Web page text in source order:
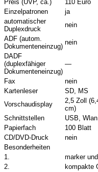
Preis (UVP, ca.) 110 Euro
Einzelpatronen
ja
automatischer
Duplexdruck
nein
ADF (autom.
Dokumenteneinzug)
nein
DADF
(duplexfähiger
Dokumenteneinzug)
—
Fax nein
Kartenleser
SD, MS
Vorschaudisplay
2,5 Zoll
cm)
Schnittstellen
USB, Wlan
Papierfach
100 Blatt
CD/DVD-Druck
nein
Besonderheiten
1.
marker
2.
kompakte